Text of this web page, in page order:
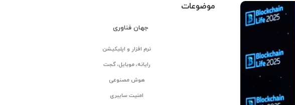
موضوعات
جهان فناوری
نرم افزار و اپلیکیشن
رایانه، موبایل، گجت
هوش مصنوعی
امنیت سایبری